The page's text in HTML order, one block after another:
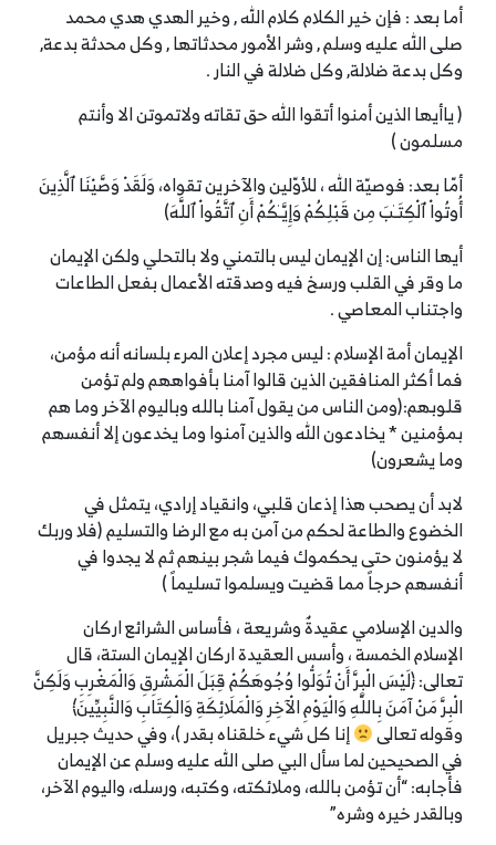
أما بعد : فإن خير الكلام كلام الله , وخير الهدي هدي محمد
صلى الله عليه وسلم , وشر الأمور محدثاتها , وكل محدثة بدعة,
وكل بدعة ضلالة, وكل ضلالة في النار .
( ياأيها الذين أمنوا أتقوا الله حق تقاته ولاتموتن الا وأنتم
مسلمون )
أمّا بعد: فوصيّة الله ، للأوّلين والآخرين تقواه، وَلَقَدْ وَصَّيْنَا ٱلَّذِينَ
أُوتُواْ ٱلْكِتَـٰبَ مِن قَبْلِكُمْ وَإِيَّـٰكُمْ أَنِ ٱتَّقُواْ ٱللَّهَ)
أيها الناس‏:‏ إن الإيمان ليس بالتمني ولا بالتحلي ولكن الإيمان
ما وقر في القلب ورسخ فيه وصدقته الأعمال بفعل الطاعات
واجتناب المعاصي ‏.‏
الإيمان أمة الإسلام : ليس مجرد إعلان المرء بلسانه أنه مؤمن،
فما أكثر المنافقين الذين قالوا آمنا بأفواههم ولم تؤمن
قلوبهم:(ومن الناس من يقول آمنا بالله وباليوم الآخر وما هم
بمؤمنين * يخادعون الله والذين آمنوا وما يخدعون إلا أنفسهم
وما يشعرون)
لابد أن يصحب هذا إذعان قلبي، وانقياد إرادي، يتمثل في
الخضوع والطاعة لحكم من آمن به مع الرضا والتسليم (فلا وربك
لا يؤمنون حتى يحكموك فيما شجر بينهم ثم لا يجدوا في
أنفسهم حرجاً مما قضيت ويسلموا تسليماً )
والدين الإسلامي عقيدةٌ وشريعة ، فأساس الشرائع اركان
الإسلام الخمسة ، وأسس العقيدة اركان الإيمان الستة، قال
تعالى: ﴿لَيْسَ الْبِرَّ أَنْ تُوَلُّوا وُجُوهَكُمْ قِبَلَ الْمَشْرِقِ وَالْمَغْرِبِ وَلَكِنَّ
الْبِرَّ مَنْ آمَنَ بِاللَّهِ وَالْيَوْمِ الْآخِرِ وَالْمَلَائِكَةِ وَالْكِتَابِ وَالنَّبِيِّينَ﴾
وقوله تعالى
إنا كل شيء خلقناه بقدر )، وفي حديث جبريل
في الصحيحين لما سأل البي صلى الله عليه وسلم عن الإيمان
فأجابه: “أن تؤمن بالله، وملائكته، وكتبه، ورسله، واليوم الآخر،
وبالقدر خيره وشره”